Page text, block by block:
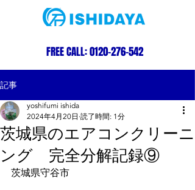
FREE CALL:0120-276-542
記事
茨城県のエアコンクリーニ
ング 完全分解記録⑨
yoshifumi ishida
2024年4月20日 読了時間: 1分
茨城県守谷市